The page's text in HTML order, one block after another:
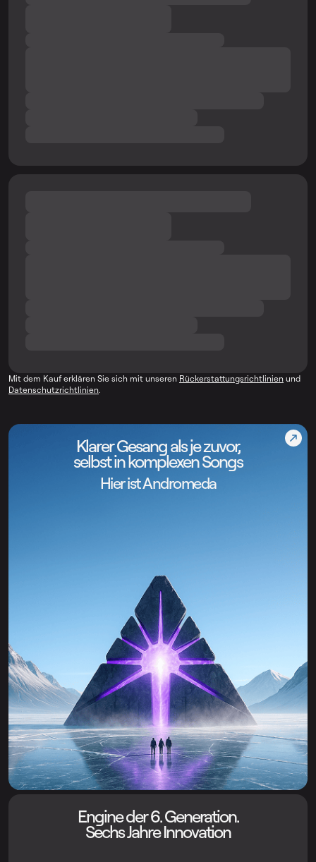
Mit dem Kauf erklären Sie sich mit unseren Rückerstattungsrichtlinien und
Datenschutzrichtlinien.
Klarer Gesang als je zuvor,
selbst in komplexen Songs
Hier ist Andromeda
Engine der 6. Generation.
Sechs Jahre Innovation